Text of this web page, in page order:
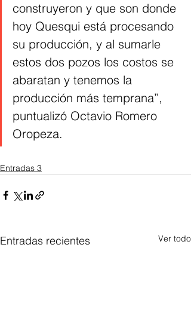
construyeron y que son donde
hoy Quesqui está procesando
su producción, y al sumarle
estos dos pozos los costos se
abaratan y tenemos la
producción más temprana”,
puntualizó Octavio Romero
Oropeza.
Entradas 3
Entradas recientes Ver todo